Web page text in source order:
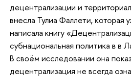
децентрализации и
внесла Тулиа Фаллети, которая
написала книгу
субнациональная политика в в
В своём исследовании она
децентрализация не всегда